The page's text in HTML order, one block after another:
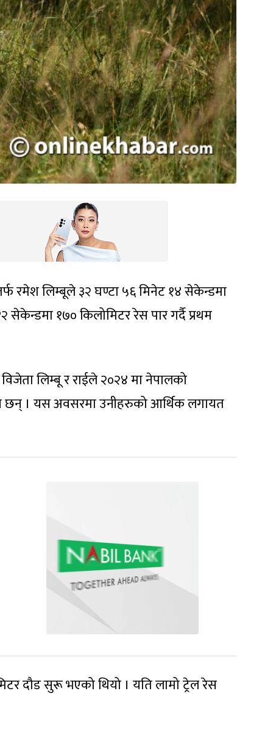
रमेश लिम्बूले ३२ घण्टा ५६ मिनेट १४ सेकेन्डमा
सेकेन्डमा १७० किलोमिटर रेस पार गर्दै प्रथम
लिम्बू र राईले २०२४ मा नेपालको
छन् । यस अवसरमा उनीहरुको आर्थिक लगायत
दौड सुरू भएको थियो । यति लामो ट्रेल रेस